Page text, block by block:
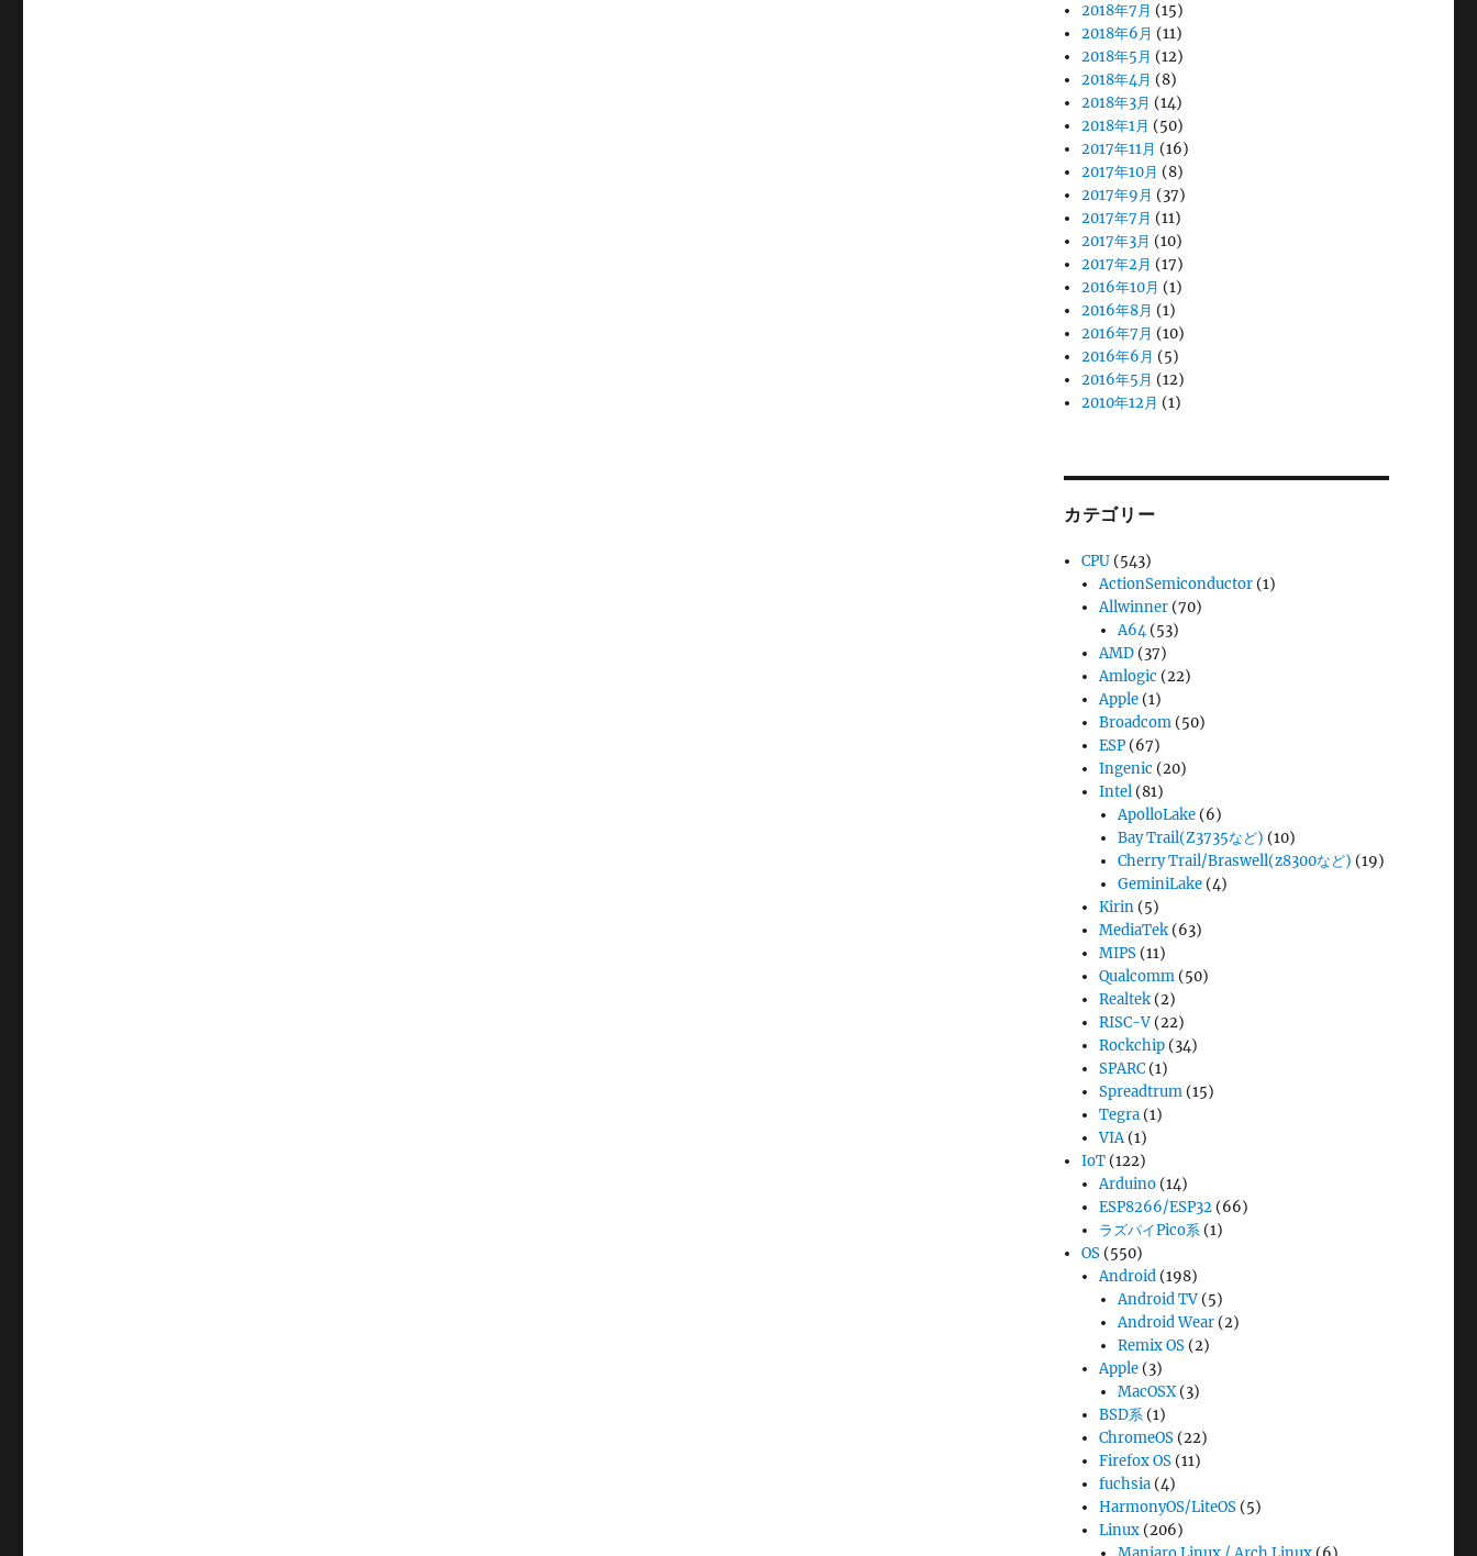
2018年7月 (15)
2018年6月 (11)
2018年5月 (12)
2018年4月 (8)
2018年3月 (14)
2018年1月 (50)
2017年11月 (16)
2017年10月 (8)
2017年9月 (37)
2017年7月 (11)
2017年3月 (10)
2017年2月 (17)
2016年10月 (1)
2016年8月 (1)
2016年7月 (10)
2016年6月 (5)
2016年5月 (12)
2010年12月 (1)
カテゴリー
CPU (543)
ActionSemiconductor (1)
Allwinner (70)
A64(53)
AMD (37)
Amlogic (22)
Apple (1)
Broadcom (50)
ESP (67)
Ingenic (20)
Intel (81)
ApolloLake(6)
Bay Trail(Z3735など) (10)
Cherry Trail/Braswell(z8300など) (19)
GeminiLake(4)
Kirin (5)
MediaTek (63)
MIPS (11)
Qualcomm (50)
Realtek (2)
RISC-V (22)
Rockchip (34)
SPARC (1)
Spreadtrum (15)
Tegra (1)
VIA(1)
IoT (122)
Arduino (14)
ESP8266/ESP32 (66)
ラズパイPico系 (1)
OS (550)
Android (198)
Android TV(5)
Android Wear(2)
Remix OS(2)
Apple (3)
MacOSX(3)
BSD系 (1)
ChromeOS (22)
Firefox OS (11)
fuchsia (4)
HarmonyOS/LiteOS (5)
Linux (206)